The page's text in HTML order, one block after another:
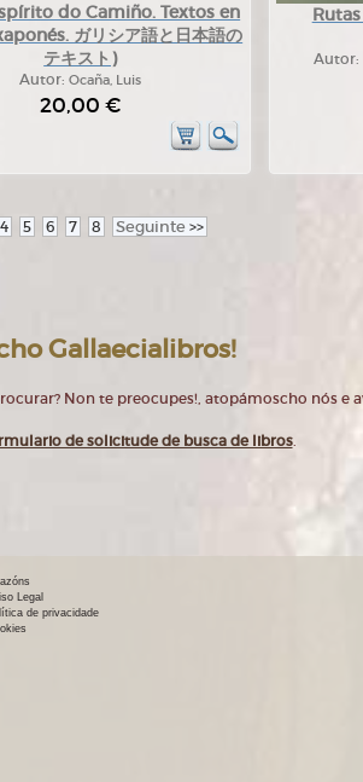
do Camiño. Textos en
ガリシア語と日本語の
テキスト)
Autor:Ocaña, Luis
20,00 €
Autor:
4 5 6 7 8 Seguinte >>
Gallaecialibros!
Non te preocupes!, atopámoscho nós e
de solicitude de busca de libros.
Legal
de privacidade